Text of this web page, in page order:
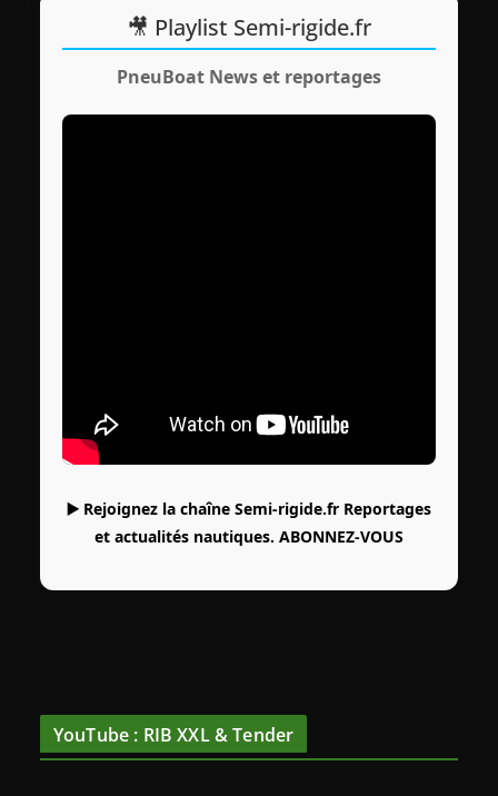
🎥 Playlist Semi-rigide.fr
PneuBoat News et reportages
▶️ Rejoignez la chaîne Semi-rigide.fr Reportages
et actualités nautiques. ABONNEZ-VOUS
YouTube : RIB XXL & Tender